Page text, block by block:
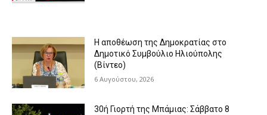
Η αποθέωση της Δημοκρατίας στο
Δημοτικό Συμβούλιο Ηλιούπολης
(Βίντεο)
6 Αυγούστου, 2026
30ή Γιορτή της Μπάμιας: Σάββατο 8